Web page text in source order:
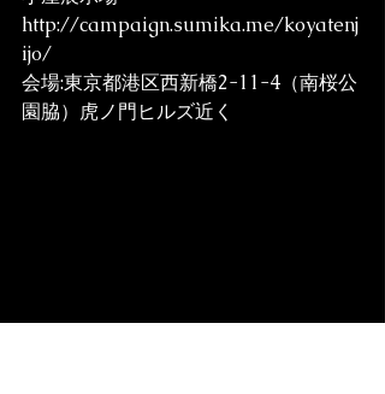
http://campaign.sumika.me/koyatenj
ijo/
会場:東京都港区西新橋2-11-4（南桜公
園脇）虎ノ門ヒルズ近く